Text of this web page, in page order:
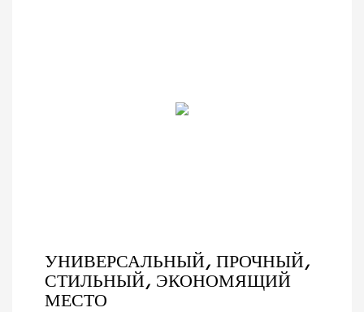
УНИВЕРСАЛЬНЫЙ, ПРОЧНЫЙ,
СТИЛЬНЫЙ, ЭКОНОМЯЩИЙ
МЕСТО